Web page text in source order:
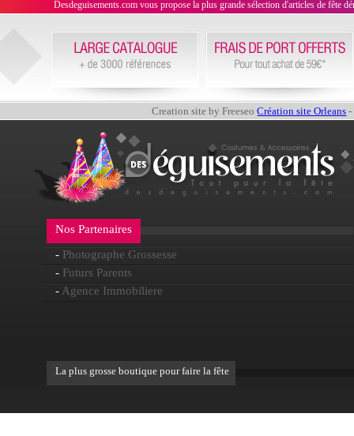
Desdeguisements.com vous propose la plus grande sélection d'articles de fête
Creation site by FreeseoCréation site Orleans -
Nos Partenaires
- Photographe Grossesse
- Futurs Parents
- Agence Immobiliere
La plus grosse boutique pour faire la fête